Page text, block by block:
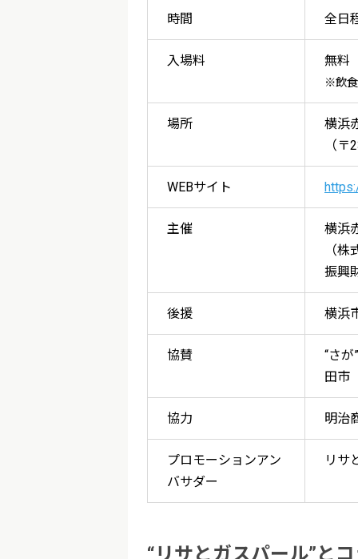
時間 全日
入場料 無料
※飲食
場所
横浜
（
WEBサイト
主催
横浜
（
振興
後援 横浜
協賛
“さ
田市
協力 明治
プロモーションアン
バサダー
リサ
“リサとガスパール”と